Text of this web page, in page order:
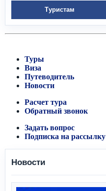
Туристам
Туры
Виза
Путеводитель
Новости
Расчет тура
Обратный звонок
Задать вопрос
Подписка на рассылку
Новости